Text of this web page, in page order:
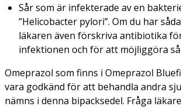
Sår som är infekterade av en
”Helicobacter pylori”. Om du har
läkaren även förskriva antibiotika
infektionen och för att möjliggöra
Omeprazol som finns i Omeprazol
vara godkänd för att behandla andra
nämns i denna bipacksedel. Fråga